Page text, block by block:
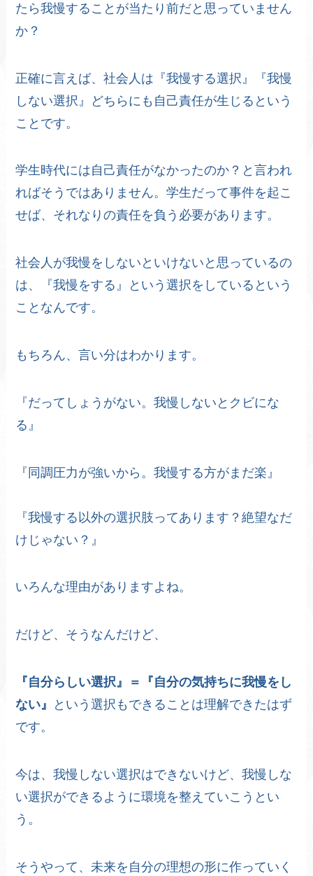
たら我慢することが当たり前だと思っていません
か？
正確に言えば、社会人は『我慢する選択』『我慢
しない選択』どちらにも自己責任が生じるという
ことです。
学生時代には自己責任がなかったのか？と言われ
ればそうではありません。学生だって事件を起こ
せば、それなりの責任を負う必要があります。
社会人が我慢をしないといけないと思っているの
は、『我慢をする』という選択をしているという
ことなんです。
もちろん、言い分はわかります。
『だってしょうがない。我慢しないとクビにな
る』
『同調圧力が強いから。我慢する方がまだ楽』
『我慢する以外の選択肢ってあります？絶望なだ
けじゃない？』
いろんな理由がありますよね。
だけど、そうなんだけど、
『自分らしい選択』＝『自分の気持ちに我慢をし
ない』
という選択もできることは理解できたはず
です。
今は、我慢しない選択はできないけど、我慢しな
い選択ができるように環境を整えていこうとい
う。
そうやって、未来を自分の理想の形に作っていく